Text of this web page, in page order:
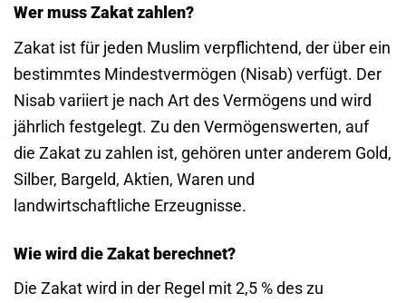
Wer muss Zakat zahlen?
Zakat ist für jeden Muslim verpflichtend, der über ein
bestimmtes Mindestvermögen (Nisab) verfügt. Der
Nisab variiert je nach Art des Vermögens und wird
jährlich festgelegt. Zu den Vermögenswerten, auf
die Zakat zu zahlen ist, gehören unter anderem Gold,
Silber, Bargeld, Aktien, Waren und
landwirtschaftliche Erzeugnisse.
Wie wird die Zakat berechnet?
Die Zakat wird in der Regel mit 2,5 % des zu